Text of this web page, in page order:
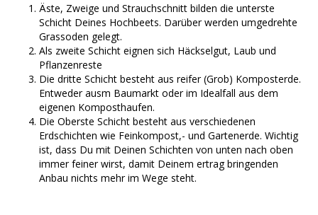
Äste, Zweige und Strauchschnitt bilden die unterste
Schicht Deines Hochbeets. Darüber werden umgedrehte
Grassoden gelegt.
Als zweite Schicht eignen sich Häckselgut, Laub und
Pflanzenreste
Die dritte Schicht besteht aus reifer (Grob) Komposterde.
Entweder ausm Baumarkt oder im Idealfall aus dem
eigenen Komposthaufen.
Die Oberste Schicht besteht aus verschiedenen
Erdschichten wie Feinkompost,- und Gartenerde. Wichtig
ist, dass Du mit Deinen Schichten von unten nach oben
immer feiner wirst, damit Deinem ertrag bringenden
Anbau nichts mehr im Wege steht.